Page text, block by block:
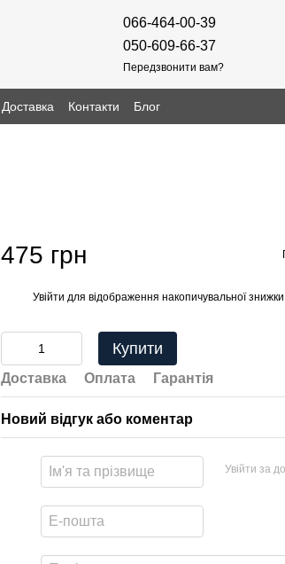
066-464-00-39
050-609-66-37
Передзвонити вам?
Доставка Контакти Блог
475 грн
Увійти для відображення накопичувальної знижки
Купити
Доставка Оплата Гарантія
Новий відгук або коментар
Увійти за